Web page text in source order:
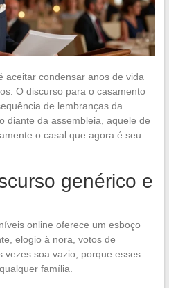
aceitar condensar anos de vida
O discurso para o casamento
de lembranças da
diante da assembleia, aquele de
o casal que agora é seu
genérico e
online oferece um esboço
elogio à nora, votos de
vezes soa vazio, porque esses
família.